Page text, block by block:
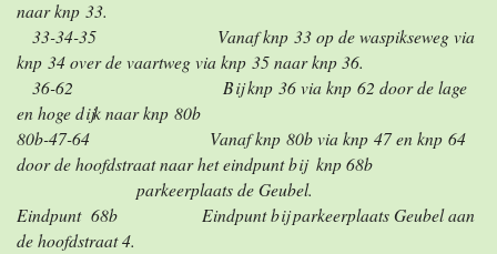
naar knp 33.
33-34-35 Vanaf knp 33 op de waspikseweg via
knp 34 over de vaartweg via knp 35 naar knp 36.
36-62 Bij knp 36 via knp 62 door de lage
en hoge dijk naar knp 80b
80b-47-64 Vanaf knp 80b via knp 47 en knp 64
door de hoofdstraat naar het eindpunt bij knp 68b
parkeerplaats de Geubel.
Eindpunt 68b Eindpunt bij parkeerplaats Geubel aan
de hoofdstraat 4.